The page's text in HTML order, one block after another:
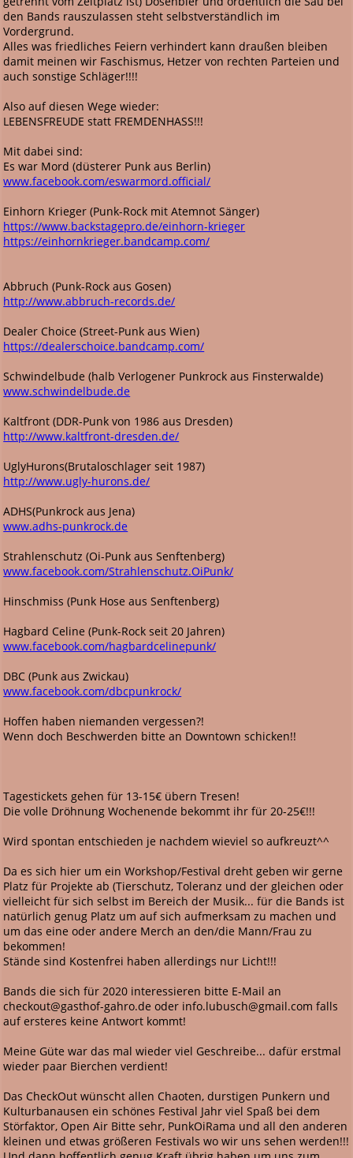
den Bands rauszulassen steht selbstverständlich im
Vordergrund.
Alles was friedliches Feiern verhindert kann draußen bleiben
damit meinen wir Faschismus, Hetzer von rechten Parteien und
auch sonstige Schläger!!!!
Also auf diesen Wege wieder:
LEBENSFREUDE statt FREMDENHASS!!!
Mit dabei sind:
Es war Mord (düsterer Punk aus Berlin)
www.facebook.com/eswarmord.official/
Einhorn Krieger (Punk-Rock mit Atemnot Sänger)
https://www.backstagepro.de/einhorn-krieger
https://einhornkrieger.bandcamp.com/
Abbruch (Punk-Rock aus Gosen)
http://www.abbruch-records.de/
Dealer Choice (Street-Punk aus Wien)
https://dealerschoice.bandcamp.com/
Schwindelbude (halb Verlogener Punkrock aus Finsterwalde)
www.schwindelbude.de
Kaltfront (DDR-Punk von 1986 aus Dresden)
http://www.kaltfront-dresden.de/
UglyHurons(Brutaloschlager seit 1987)
http://www.ugly-hurons.de/
ADHS(Punkrock aus Jena)
www.adhs-punkrock.de
Strahlenschutz (Oi-Punk aus Senftenberg)
www.facebook.com/Strahlenschutz.OiPunk/
Hinschmiss (Punk Hose aus Senftenberg)
Hagbard Celine (Punk-Rock seit 20 Jahren)
www.facebook.com/hagbardcelinepunk/
DBC (Punk aus Zwickau)
www.facebook.com/dbcpunkrock/
Hoffen haben niemanden vergessen?!
Wenn doch Beschwerden bitte an Downtown schicken!!
Tagestickets gehen für 13-15€ übern Tresen!
Die volle Dröhnung Wochenende bekommt ihr für 20-25€!!!
Wird spontan entschieden je nachdem wieviel so aufkreuzt^^
Da es sich hier um ein Workshop/Festival dreht geben wir gerne
Platz für Projekte ab (Tierschutz, Toleranz und der gleichen oder
vielleicht für sich selbst im Bereich der Musik... für die Bands ist
natürlich genug Platz um auf sich aufmerksam zu machen und
um das eine oder andere Merch an den/die Mann/Frau zu
bekommen!
Stände sind Kostenfrei haben allerdings nur Licht!!!
Bands die sich für 2020 interessieren bitte E-Mail an
checkout@gasthof-gahro.de oder info.lubusch@gmail.com falls
auf ersteres keine Antwort kommt!
Meine Güte war das mal wieder viel Geschreibe... dafür erstmal
wieder paar Bierchen verdient!
Das CheckOut wünscht allen Chaoten, durstigen Punkern und
Kulturbanausen ein schönes Festival Jahr viel Spaß bei dem
Störfaktor, Open Air Bitte sehr, PunkOiRama und all den anderen
kleinen und etwas größeren Festivals wo wir uns sehen werden!!!